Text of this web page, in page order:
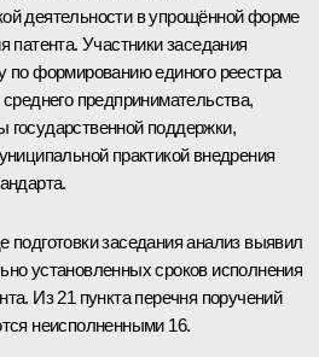
деятельности в упрощённой форме
патента. Участники заседания
по формированию единого реестра
предпринимательства,
поддержки,
практикой внедрения
подготовки заседания анализ выявил
установленных сроков исполнения
Из 21 пункта перечня поручений
неисполненными 16.